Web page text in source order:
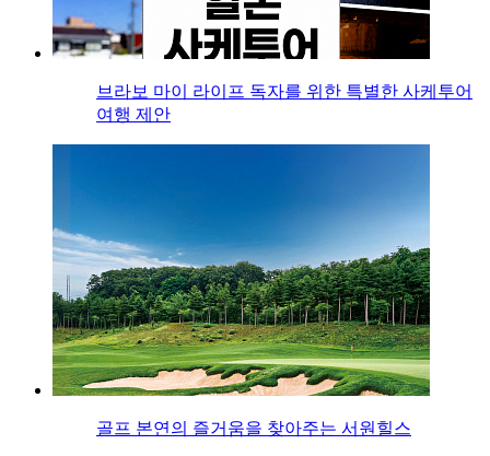
브라보 마이 라이프 독자를 위한 특별한 사케투어
여행 제안
골프 본연의 즐거움을 찾아주는 서원힐스